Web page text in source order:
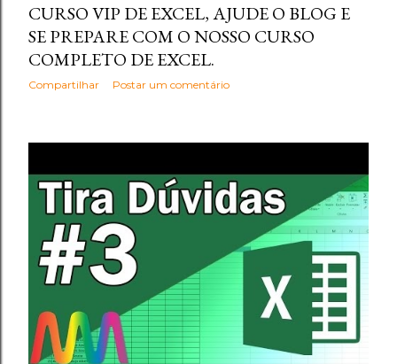
CURSO VIP DE EXCEL, AJUDE O BLOG E
SE PREPARE COM O NOSSO CURSO
COMPLETO DE EXCEL.
Compartilhar Postar um comentário